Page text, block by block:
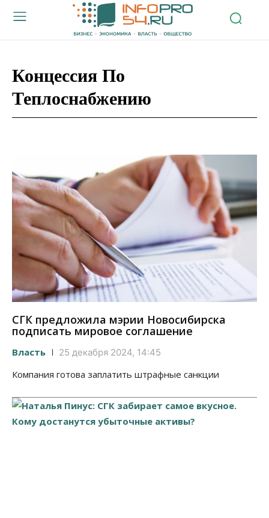
Концессия По
Теплоснабжению
СГК предложила мэрии Новосибирска
подписать мировое соглашение
Власть 25 декабря 2024, 14:45
Компания готова заплатить штрафные санкции